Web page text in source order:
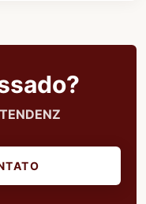
TENDENZ